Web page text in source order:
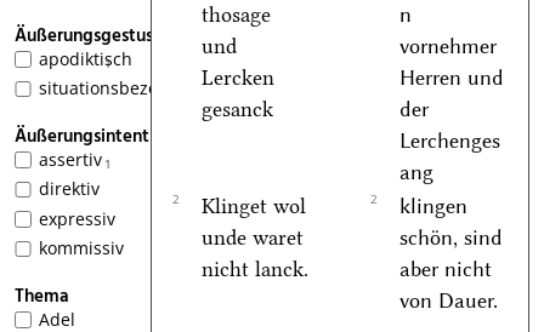
Äußerungsgestus
1
apodiktisch
situationsbezogen
Äußerungsintention
1
assertiv
direktiv
expressiv
kommissiv
Thema
Adel
thosage
und
Lercken
gesanck
n
vornehmer
Herren und
der
Lerchenges
ang
2
Klinget wol
unde waret
nicht lanck.
2
klingen
schön, sind
aber nicht
von Dauer.